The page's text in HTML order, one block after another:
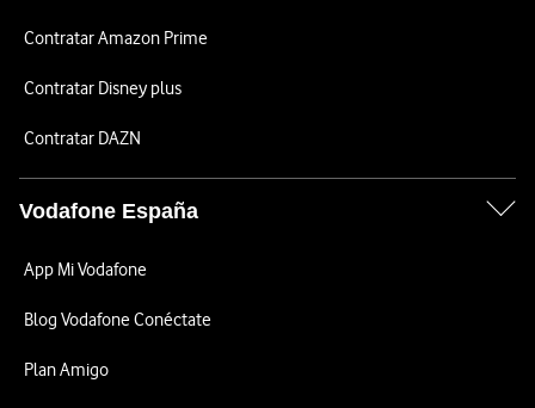
Contratar Amazon Prime
Contratar Disney plus
Contratar DAZN
Vodafone España
App Mi Vodafone
Blog Vodafone Conéctate
Plan Amigo